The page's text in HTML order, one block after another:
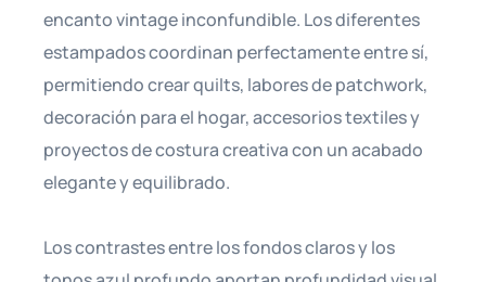
encanto vintage inconfundible. Los diferentes
estampados coordinan perfectamente entre sí,
permitiendo crear quilts, labores de patchwork,
decoración para el hogar, accesorios textiles y
proyectos de costura creativa con un acabado
elegante y equilibrado.
Los contrastes entre los fondos claros y los